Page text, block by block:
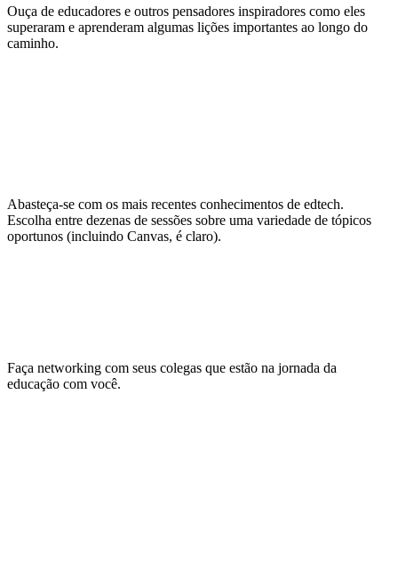
Ouça de educadores e outros pensadores inspiradores como eles
superaram e aprenderam algumas lições importantes ao longo do
caminho.
Abasteça-se com os mais recentes conhecimentos de edtech.
Escolha entre dezenas de sessões sobre uma variedade de tópicos
oportunos (incluindo Canvas, é claro).
Faça networking com seus colegas que estão na jornada da
educação com você.